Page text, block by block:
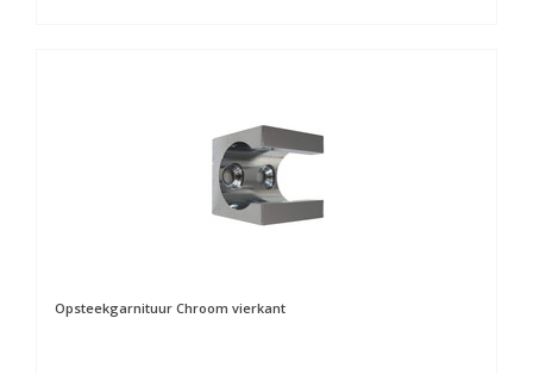
Opsteekgarnituur Chroom vierkant